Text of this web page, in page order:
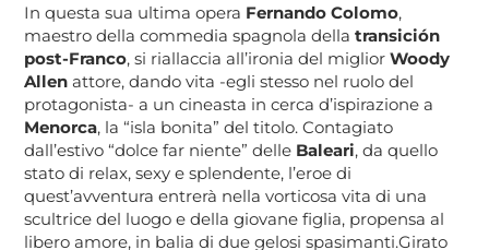
In questa sua ultima opera Fernando Colomo,
maestro della commedia spagnola dellatransición
post-Franco, si riallaccia all’ironia del migliorWoody
Allen attore, dando vita -egli stesso nel ruolo del
protagonista- a un cineasta in cerca d’ispirazione a
Menorca, la “isla bonita” del titolo. Contagiato
dall’estivo “dolce far niente” delle Baleari, da quello
stato di relax, sexy e splendente, l’eroe di
quest’avventura entrerà nella vorticosa vita di una
scultrice del luogo e della giovane figlia, propensa al
libero amore, in balia di due gelosi spasimanti.Girato